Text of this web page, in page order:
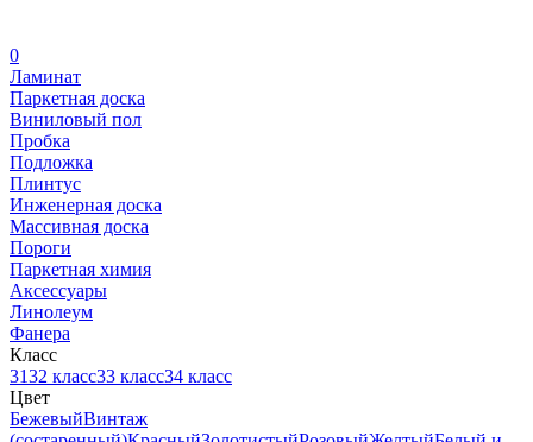
0
Ламинат
Паркетная доска
Виниловый пол
Пробка
Подложка
Плинтус
Инженерная доска
Массивная доска
Пороги
Паркетная химия
Аксессуары
Линолеум
Фанера
Класс
3132 класс33 класс34 класс
Цвет
БежевыйВинтаж